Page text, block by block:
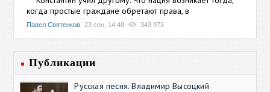
когда простые граждане обретают права, в
Павел Святенков 23 сен, 14:48 343 973
Публикации
Русская песня. Владимир Высоцкий